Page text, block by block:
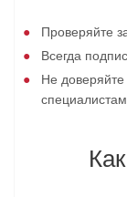
Проверяйте
Всегда
Не
специалистам.